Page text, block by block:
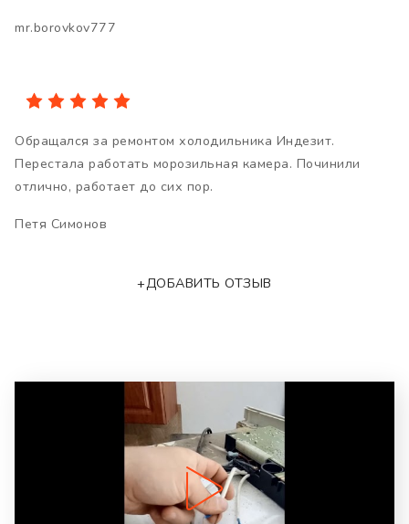
mr.borovkov777
Обращался за ремонтом холодильника Индезит.
Перестала работать морозильная камера. Починили
отлично, работает до сих пор.
Петя Симонов
+ДОБАВИТЬ ОТЗЫВ